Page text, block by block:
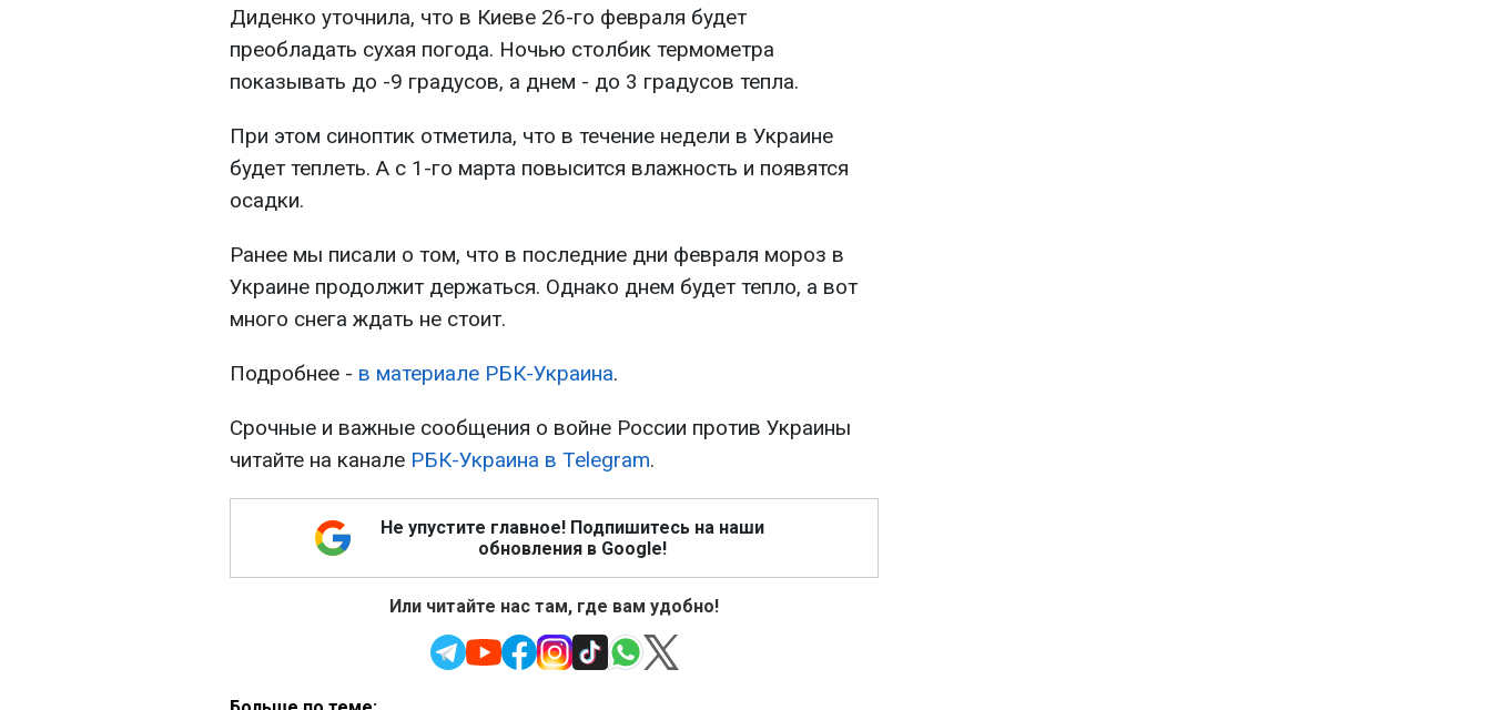
Диденко уточнила, что в Киеве 26-го февраля будет
преобладать сухая погода. Ночью столбик термометра
показывать до -9 градусов, а днем - до 3 градусов тепла.
При этом синоптик отметила, что в течение недели в Украине
будет теплеть. А с 1-го марта повысится влажность и появятся
осадки.
Ранее мы писали о том, что в последние дни февраля мороз в
Украине продолжит держаться. Однако днем будет тепло, а вот
много снега ждать не стоит.
Подробнее - в материале РБК-Украина.
Срочные и важные сообщения о войне России против Украины
читайте на канале РБК-Украина в Telegram.
Не упустите главное! Подпишитесь на наши
обновления в Google!
Или читайте нас там, где вам удобно!